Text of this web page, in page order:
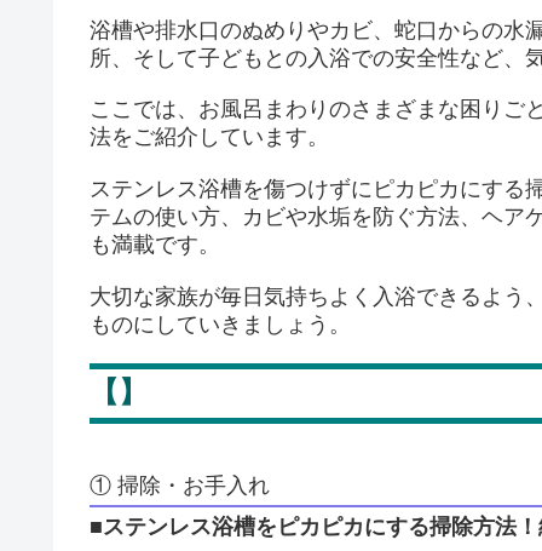
浴槽や排水口のぬめりやカビ、蛇口からの水
所、そして子どもとの入浴での安全性など、
ここでは、お風呂まわりのさまざまな困りご
法をご紹介しています。
ステンレス浴槽を傷つけずにピカピカにする
テムの使い方、カビや水垢を防ぐ方法、ヘア
も満載です。
大切な家族が毎日気持ちよく入浴できるよう
ものにしていきましょう。
【】
① 掃除・お手入れ
■ステンレス浴槽をピカピカにする掃除方法